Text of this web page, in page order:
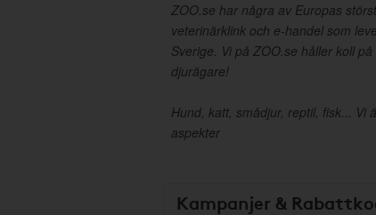
ZOO.se har några av Europas
veterinärklink och e-handel som
Sverige. Vi på ZOO.se håller koll
djurägare!
Hund, katt, smådjur, reptil, fisk... Vi
aspekter
Kampanjer &